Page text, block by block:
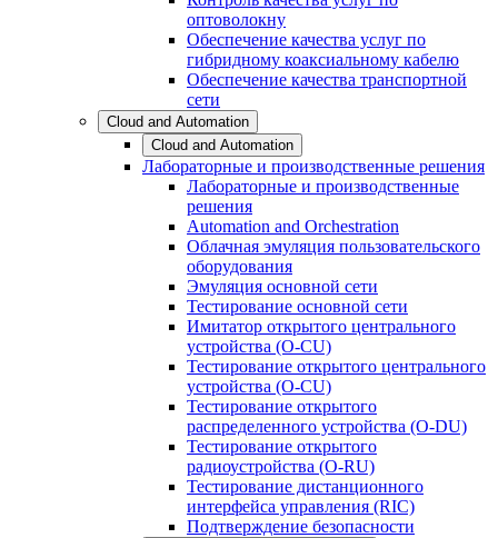
оптоволокну
Обеспечение качества услуг по
гибридному коаксиальному кабелю
Обеспечение качества транспортной
сети
Cloud and Automation
Cloud and Automation
Лабораторные и производственные решения
Лабораторные и производственные
решения
Automation and Orchestration
Облачная эмуляция пользовательского
оборудования
Эмуляция основной сети
Тестирование основной сети
Имитатор открытого центрального
устройства (O-CU)
Тестирование открытого центрального
устройства (O-CU)
Тестирование открытого
распределенного устройства (O-DU)
Тестирование открытого
радиоустройства (O-RU)
Тестирование дистанционного
интерфейса управления (RIC)
Подтверждение безопасности